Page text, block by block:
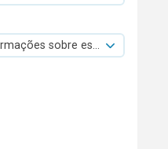
sobre esta viatura.